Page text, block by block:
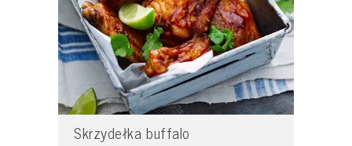
Skrzydełka buffalo